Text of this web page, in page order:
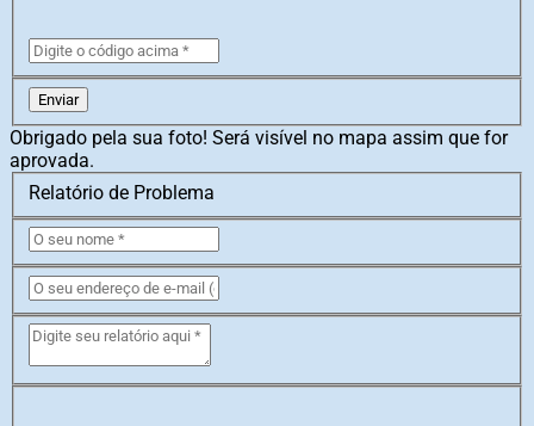
Enviar
Obrigado pela sua foto! Será visível no mapa assim que for
aprovada.
Relatório de Problema